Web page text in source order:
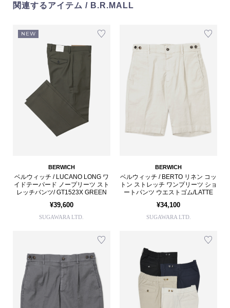
関連するアイテム / B.R.MALL
NEW
BERWICH
ベルウィッチ / LUCANO LONG ワ
イドテーパード ノープリーツ スト
レッチパンツ/ GT1523X GREEN
¥39,600
SUGAWARA LTD.
BERWICH
ベルウィッチ / BERTO リネン コッ
トン ストレッチ ワンプリーツ ショ
ートパンツ ウエストゴム/LATTE
¥34,100
SUGAWARA LTD.